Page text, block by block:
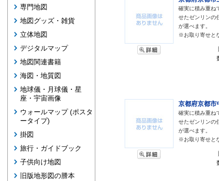
専門地図
地図グッズ・雑貨
立体地図
デジタルマップ
地図関連書籍
海図・地質図
地球儀・月球儀・星
座・宇宙画像
ウォールマップ (ポスタ
ータイプ)
掛図
旅行・ガイドブック
子供向け地図
旧版地形図の謄本
確実に積み重ね
せたゼンリンの
が選べます。
※お取り寄せと
京都府京都市
確実に積み重ね
せたゼンリンの
が選べます。
※お取り寄せと